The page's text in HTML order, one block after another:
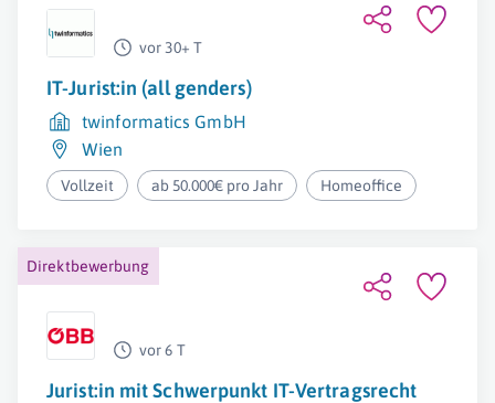
vor 30+ T
IT-Jurist:in (all genders)
twinformatics GmbH
Wien
Vollzeit ab 50.000€ pro Jahr Homeoffice
Direktbewerbung
vor 6 T
Jurist:in mit Schwerpunkt IT-Vertragsrecht